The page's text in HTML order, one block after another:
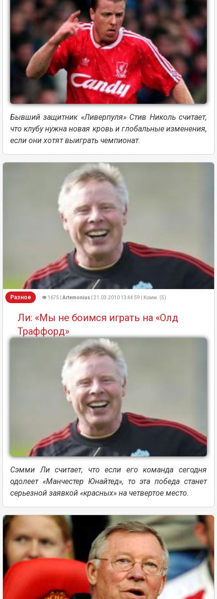
Бывший защитник «Ливерпуля» Стив Николь считает,
что клубу нужна новая кровь и глобальные изменения,
если они хотят выиграть чемпионат.
Разное 👁 1675 | Artemonius | 21.03.2010 13:44:59 | Комм. (5)
Ли: «Мы не боимся играть на «Олд
Траффорд»
Сэмми Ли считает, что если его команда сегодня
одолеет «Манчестер Юнайтед», то эта победа станет
серьезной заявкой «красных» на четвертое место.